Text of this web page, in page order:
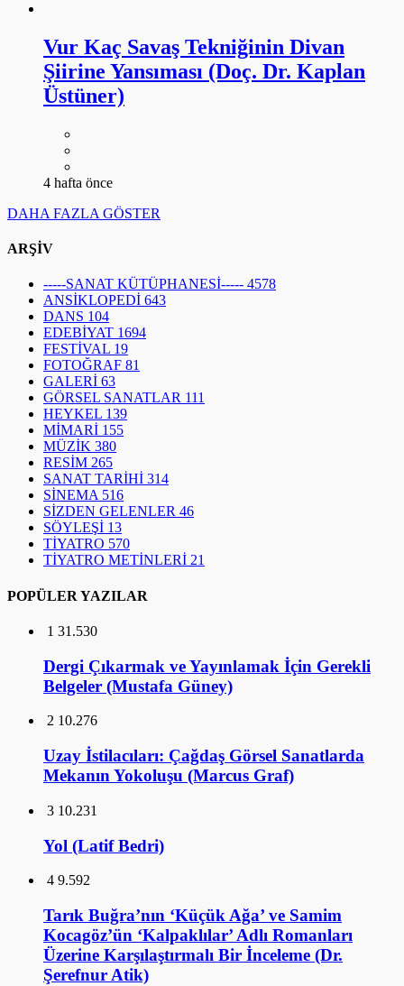
Vur Kaç Savaş Tekniğinin Divan
Şiirine Yansıması (Doç. Dr. Kaplan
Üstüner)
4 hafta önce
DAHA FAZLA GÖSTER
ARŞİV
-----SANAT KÜTÜPHANESİ----- 4578
ANSİKLOPEDİ 643
DANS 104
EDEBİYAT 1694
FESTİVAL 19
FOTOĞRAF 81
GALERİ 63
GÖRSEL SANATLAR 111
HEYKEL 139
MİMARİ 155
MÜZİK 380
RESİM 265
SANAT TARİHİ 314
SİNEMA 516
SİZDEN GELENLER 46
SÖYLEŞİ 13
TİYATRO 570
TİYATRO METİNLERİ 21
POPÜLER YAZILAR
1 31.530
Dergi Çıkarmak ve Yayınlamak İçin Gerekli
Belgeler (Mustafa Güney)
2 10.276
Uzay İstilacıları: Çağdaş Görsel Sanatlarda
Mekanın Yokoluşu (Marcus Graf)
3 10.231
Yol (Latif Bedri)
4 9.592
Tarık Buğra’nın ‘Küçük Ağa’ ve Samim
Kocagöz’ün ‘Kalpaklılar’ Adlı Romanları
Üzerine Karşılaştırmalı Bir İnceleme (Dr.
Şerefnur Atik)